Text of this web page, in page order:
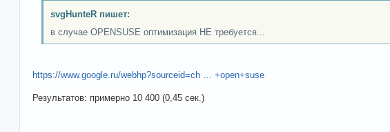
svgHunteR пишет:
в случае OPENSUSE оптимизация НЕ требуется...
https://www.google.ru/webhp?sourceid=ch … +open+suse
Результатов: примерно 10 400 (0,45 сек.)